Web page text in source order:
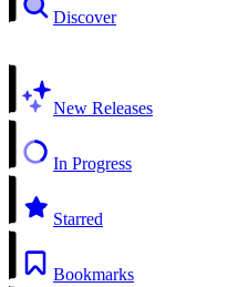
Discover
New Releases
In Progress
Starred
Bookmarks